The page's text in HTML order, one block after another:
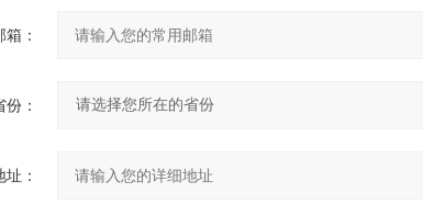
：
份：
：